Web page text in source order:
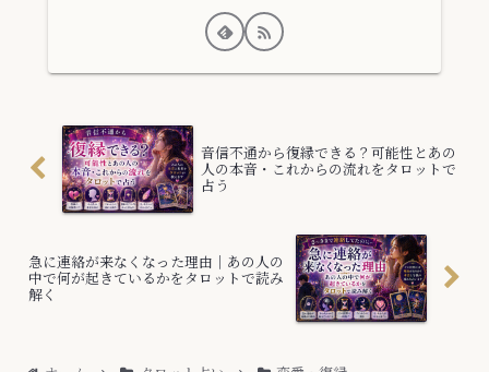
音信不通から復縁できる？可能性とあの
人の本音・これからの流れをタロットで
占う
急に連絡が来なくなった理由｜あの人の
中で何が起きているかをタロットで読み
解く